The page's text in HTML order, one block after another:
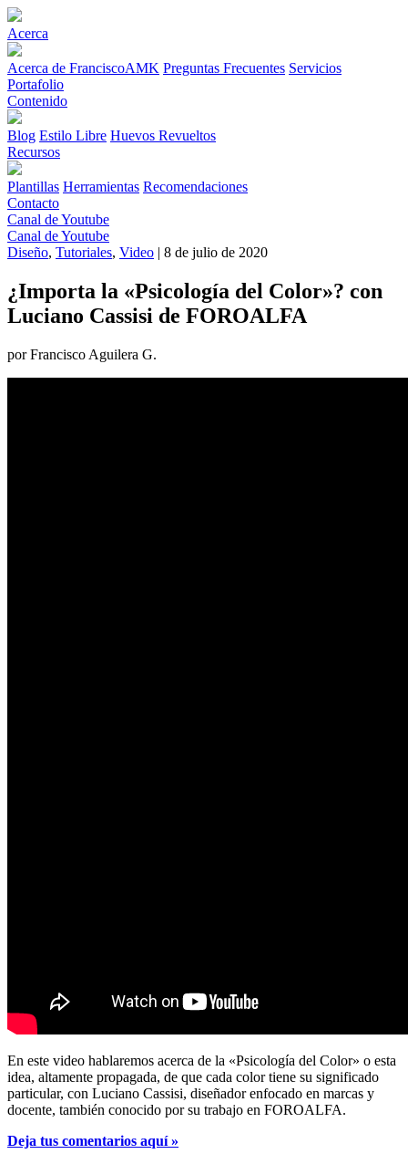
Acerca
Acerca de FranciscoAMK Preguntas Frecuentes Servicios
Portafolio
Contenido
Blog Estilo Libre Huevos Revueltos
Recursos
Plantillas Herramientas Recomendaciones
Contacto
Canal de Youtube
Canal de Youtube
Diseño, Tutoriales, Video | 8 de julio de 2020
¿Importa la «Psicología del Color»? con
Luciano Cassisi de FOROALFA
por Francisco Aguilera G.
En este video hablaremos acerca de la «Psicología del Color» o esta
idea, altamente propagada, de que cada color tiene su significado
particular, con Luciano Cassisi, diseñador enfocado en marcas y
docente, también conocido por su trabajo en FOROALFA.
Deja tus comentarios aquí »